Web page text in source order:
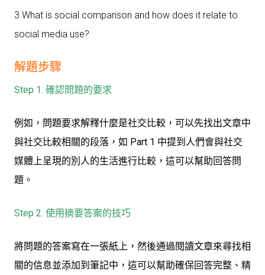
3.What is social comparison and how does it relate to
social media use?
解題步驟
Step 1. 確認問題的要求
例如，問題要求解釋什麼是社交比較，可以先找出文章中
與社交比較相關的段落，如 Part 1 中提到人們會與社交
媒體上呈現的別人的生活進行比較，這可以幫助回答問
題。
Step 2. 使用摘要答案的技巧
將問題的答案寫在一張紙上，然後通過閱讀文章來尋找相
關的信息並添加到筆記中，這可以幫助確保回答完整、精